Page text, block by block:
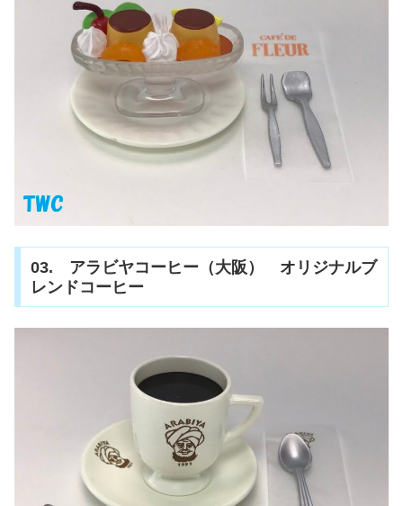
03. アラビヤコーヒー（大阪） オリジナルブ
レンドコーヒー